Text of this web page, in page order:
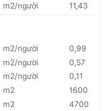
m2/người
11,43
m2/người
m2/người
m2/người
m2
m2
0,99
0,57
0,11
1600
4700